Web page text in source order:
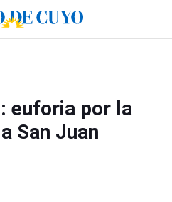
euforia por la
San Juan